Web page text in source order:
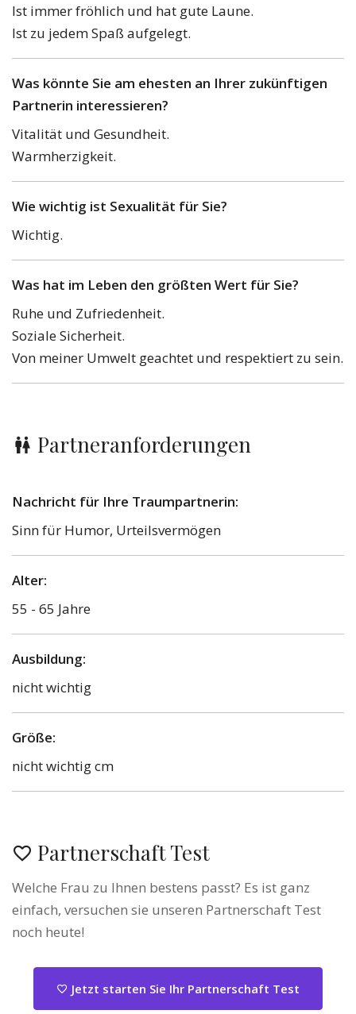
Ist immer fröhlich und hat gute Laune.
Ist zu jedem Spaß aufgelegt.
Was könnte Sie am ehesten an Ihrer zukünftigen
Partnerin interessieren?
Vitalität und Gesundheit.
Warmherzigkeit.
Wie wichtig ist Sexualität für Sie?
Wichtig.
Was hat im Leben den größten Wert für Sie?
Ruhe und Zufriedenheit.
Soziale Sicherheit.
Von meiner Umwelt geachtet und respektiert zu sein.
Partneranforderungen
Nachricht für Ihre Traumpartnerin:
Sinn für Humor, Urteilsvermögen
Alter:
55 - 65 Jahre
Ausbildung:
nicht wichtig
Größe:
nicht wichtig cm
Partnerschaft Test
Welche Frau zu Ihnen bestens passt? Es ist ganz
einfach, versuchen sie unseren Partnerschaft Test
noch heute!
Jetzt starten Sie Ihr Partnerschaft Test